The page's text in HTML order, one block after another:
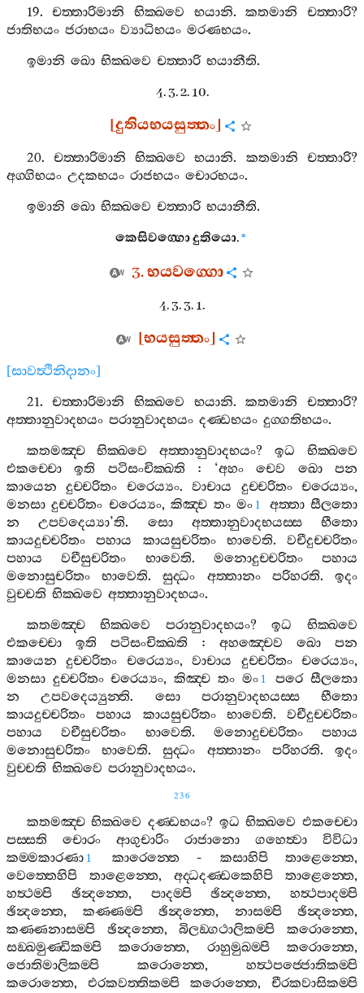
19.චත‍්තාරිමානි භික‍්ඛවෙ භයානි.කතමානි චත‍්තාරි?
ජාතිභයං ජරාභයං ව්‍යාධිභයං මරණභයං.
ඉමානි ඛො භික‍්ඛවෙ චත‍්තාරි භයානීති.
4. 3. 2. 10.
[දුතියභයසුත‍්තං]
20. චත‍්තාරිමානි භික‍්ඛවෙ භයානි. කතමානි චත‍්තාරි?
අග‍්ගිභයං උදකභයං රාජභයං චොරභයං.
ඉමානි ඛො භික‍්ඛවෙ චත‍්තාරි භයානීති.
කෙසිවග‍්ගොදුතියො.*
3.භයවග‍්ගො
4. 3. 3. 1.
[භයසුත‍්තං]
[සාවත්‍ථිනිදානං]
21.චත‍්තාරිමානි භික‍්ඛවෙ භයානි.කතමානි චත‍්තාරි?
අත‍්තානුවාදභයං පරානුවාදභයං දණ‍්ඩභයං දුග‍්ගතිභයං.
කතමඤ‍්ච
භික‍්ඛවෙ අත‍්තානුවාදභයං?ඉධ
භික‍්ඛවෙ
එකච‍්චො
ඉති පටිසංචික‍්ඛති : ‘අහං චෙව ඛො
පන
කායෙන
දුච‍්චරිතං චරෙය්‍යං.වාචාය දුච‍්චරිතං චරෙය්‍යං,
මනසා දුච‍්චරිතං චරෙය්‍යං,කිඤ‍්ච තං මං 1 අත‍්තා සීලතො
න
උපවදෙය්‍යා’ති. සො අත‍්තානුවාදභයස‍්ස
භීතො
කායදුච‍්චරිතං
පහාය කායසුචරිතං භාවෙති. වචීදුච‍්චරිතං
පහාය
වචීසුචරිතං භාවෙති. මනොදුච‍්චරිතං
පහාය
මනොසුචරිතං
භාවෙති.සුද‍්ධං අත‍්තානං පරිහරති.ඉදං
වුච‍්චති භික‍්ඛවෙ අත‍්තානුවාදභයං.
කතමඤ‍්ච
භික‍්ඛවෙ පරානුවාදභයං?ඉධ
භික‍්ඛවෙ
එකච‍්චො
ඉති පටිසංචික‍්ඛති :අහඤ‍්චෙව ඛො
පන
කායෙන
දුච‍්චරිතං චරෙය්‍යං,වාචාය දුච‍්චරිතං චරෙය්‍යං,
මනසා දුච‍්චරිතං චරෙය්‍යං,කිඤ‍්ච තං මං 1 පරෙ සීලතො
න
උපවදෙය්‍යුන‍්ති. සො පරානුවාදභයස‍්ස
භීතො
කායදුච‍්චරිතං
පහාය කායසුචරිතං භාවෙති. වචීදුච‍්චරිතං
පහාය
වචීසුචරිතං භාවෙති. මනොදුච‍්චරිතං
පහාය
මනොසුචරිතං
භාවෙති.සුද‍්ධං අත‍්තානං පරිහරති.ඉදං
වුච‍්චති භික‍්ඛවෙ පරානුවාදභයං.
236
කතමඤ‍්ච භික‍්ඛවෙ දණ‍්ඩභයං? ඉධ භික‍්ඛවෙ එකච‍්චො
පස‍්සති
චොරං ආගුචාරිං රාජානො ගහෙත්‍වා
විවිධා
කම‍්මකාරණා 1 කාරෙන‍්තෙ - කසාහිපි තාළෙන‍්තෙ,
වෙත‍්තෙහිපි
තාළෙන‍්තෙ, අද‍්ධදණ‍්ඩකෙහිපි තාළෙන‍්තෙ,
හත්‍ථම‍්පි
ඡින්‍දන‍්තෙ, පාදම‍්පි ඡින්‍දන‍්තෙ, හත්‍ථපාදම‍්පි
ඡින්‍දන‍්තෙ, කණ‍්ණම‍්පි ඡින්‍දන‍්තෙ, නාසම‍්පි ඡින්‍දන‍්තෙ,
කණ‍්ණනාසම‍්පි
ඡින්‍දන‍්තෙ,බිලඞ‍්ගථාලිකම‍්පි කරොන‍්තෙ,
සඞ‍්ඛමුණ‍්ඩිකම‍්පි
කරොන‍්තෙ, රාහුමුඛම‍්පි කරොන‍්තෙ,
ජොතිමාලිකම‍්පි
කරොන‍්තෙ, හත්‍ථපජ‍්ජොතිකම‍්පි
කරොන‍්තෙ, එරකවත‍්තිකම‍්පි කරොන‍්තෙ, චීරකවාසිකම‍්පි